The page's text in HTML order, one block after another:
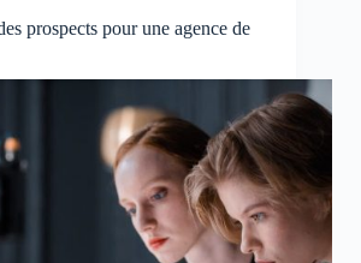
prospects pour une agence de